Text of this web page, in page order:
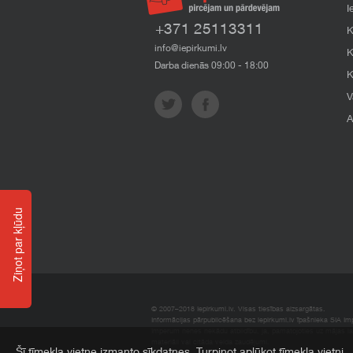
+371 25113311
info@iepirkumi.lv
Darba dienās 09:00 - 18:00
© 2007–2018 Iepirkumi.lv. Visas tiesības aizsargātas.
Informācijas pārpublicēšana bez iepirkumi.lv īpašnieka SIA
Ziņot par kļūdu